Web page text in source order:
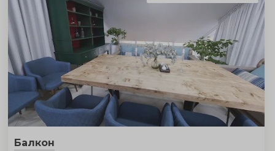
Балкон